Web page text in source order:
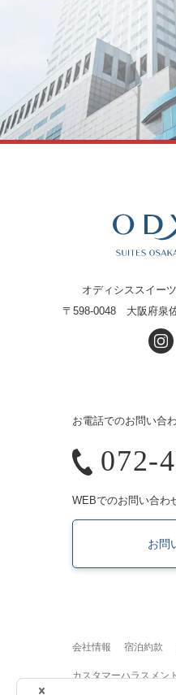
オディシススイー
〒598-0048 大阪府泉
お電話でのお問い合
072-
WEBでのお問い合わ
お問
会社情報 宿泊約款
カスタマーハラスメン